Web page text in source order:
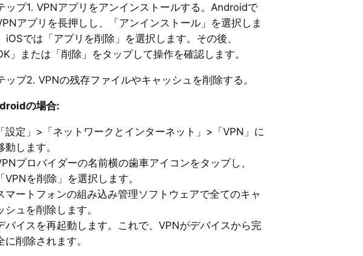
ップ1. VPNアプリをアンインストールする。Androidで
アプリを長押しし、「アンインストール」を選択しま
iOSでは「アプリを削除」を選択します。その後、
」または「削除」をタップして操作を確認します。
ップ2. VPNの残存ファイルやキャッシュを削除する。
の場合:
「設定」>「ネットワークとインターネット」>「VPN」に
動します。
プロバイダーの名前横の歯車アイコンをタップし、
「VPNを削除」を選択します。
マートフォンの組み込み管理ソフトウェアで全てのキャ
シュを削除します。
バイスを再起動します。これで、VPNがデバイスから完
に削除されます。